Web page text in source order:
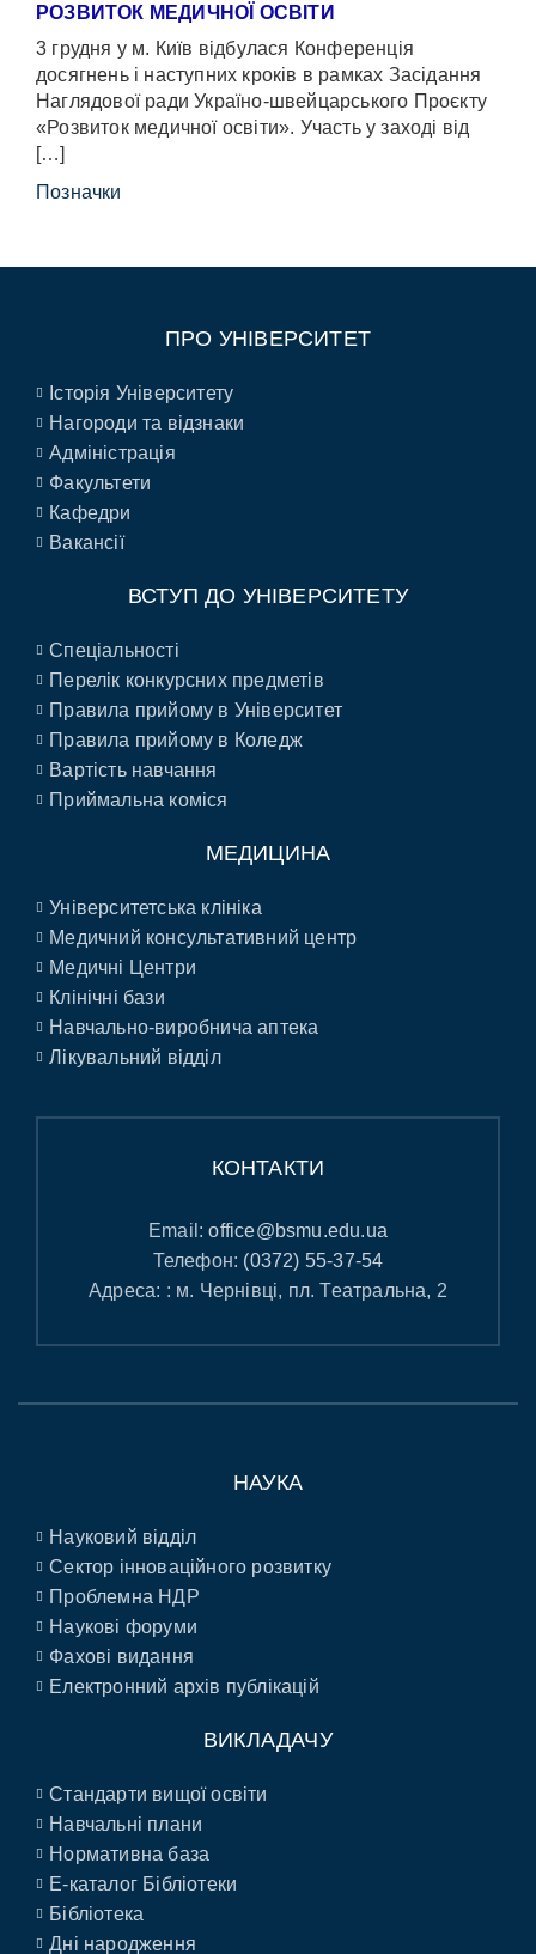
РОЗВИТОК МЕДИЧНОЇ ОСВІТИ
3 грудня у м. Київ відбулася Конференція
досягнень і наступних кроків в рамках Засідання
Наглядової ради Україно-швейцарського Проєкту
«Розвиток медичної освіти». Участь у заході від
[…]
Позначки
ПРО УНІВЕРСИТЕТ
Історія Університету
Нагороди та відзнаки
Адміністрація
Факультети
Кафедри
Вакансії
ВСТУП ДО УНІВЕРСИТЕТУ
Спеціальності
Перелік конкурсних предметів
Правила прийому в Університет
Правила прийому в Коледж
Вартість навчання
Приймальна коміся
МЕДИЦИНА
Університетська клініка
Медичний консультативний центр
Медичні Центри
Клінічні бази
Навчально-виробнича аптека
Лікувальний відділ
КОНТАКТИ
Email:office@bsmu.edu.ua
Телефон: (0372) 55-37-54
Адреса: : м. Чернівці, пл. Театральна, 2
НАУКА
Науковий відділ
Сектор інноваційного розвитку
Проблемна НДР
Наукові форуми
Фахові видання
Електронний архів публікацій
ВИКЛАДАЧУ
Стандарти вищої освіти
Навчальні плани
Нормативна база
E-каталог Бібліотеки
Бібліотека
Дні народження